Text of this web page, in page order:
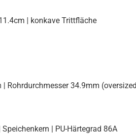
| konkave Trittfläche
Rohrdurchmesser 34.9mm
| PU-Härtegrad 86A